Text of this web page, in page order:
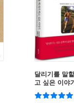
달리기를 말
고 싶은 이야